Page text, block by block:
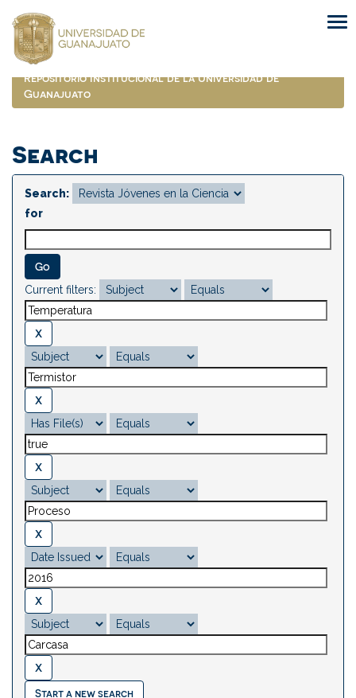
navigation
Repositorio Institucional de la Universidad de
Guanajuato
Search
Search:
for
Current filters:
Start a new search